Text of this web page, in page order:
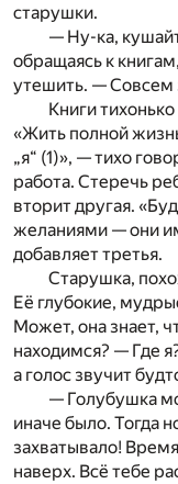
старушки.
— Ну-ка,
обращаясь к
утешить. — Совсем
Книги
«Жить полной
„я“ (1)», — тихо
работа. Стеречь
вторит другая.
желаниями — они
добавляет третья.
Старушка,
Её глубокие,
Может, она знает,
находимся? — Где
а голос звучит
— Голубушка
иначе было. Тогда
захватывало!
наверх. Всё тебе